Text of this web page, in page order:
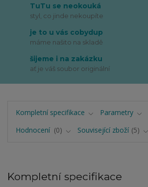
TuTu se neokouká
styl, co jinde nekoupíte
je to u vás cobydup
máme našito na skladě
šijeme i na zakázku
ať je váš soubor originální
Kompletní specifikace
Parametry
Hodnocení
0 Související zboží 5
Kompletní specifikace